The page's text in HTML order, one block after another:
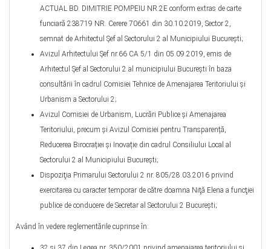
ACTUAL BD. DIMITRIE POMPEIU NR.2E conform extras de carte
funciară 238719 NR. Cerere 70661 din 30.10.2019, Sector 2,
semnat de Arhitectul Șef al Sectorului 2 al Municipiului Bucureşti;
Avizul Arhitectului Șef nr.66 CA 5/1 din 05.09.2019, emis de
Arhitectul Şef al Sectorului 2 al municipiului Bucureşti în baza
consultării în cadrul Comisiei Tehnice de Amenajarea Teritoriului şi
Urbanism a Sectorului 2;
Avizul Comisiei de Urbanism, Lucrări Publice şi Amenajarea
Teritoriului, precum şi Avizul Comisiei pentru Transparență,
Reducerea Birocrației și Inovație din cadrul Consiliului Local al
Sectorului 2 al Municipiului București;
Dispoziţia Primarului Sectorului 2 nr. 805/28.03.2016 privind
exercitarea cu caracter temporar de către doamna Niţă Elena a funcţiei
publice de conducere de Secretar al Sectorului 2 Bucureşti;
Având în vedere reglementările cuprinse în: